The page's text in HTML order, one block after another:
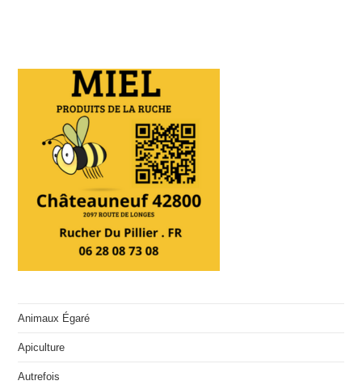
Animaux Égaré
Apiculture
Autrefois